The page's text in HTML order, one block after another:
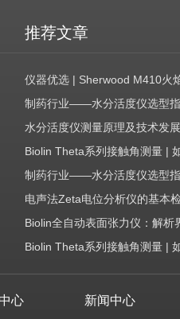
推荐文章
制药行业——水分活度仪选型指
水分活度仪测量原理及技术发
制药行业——水分活度仪选型指
心 新闻中心